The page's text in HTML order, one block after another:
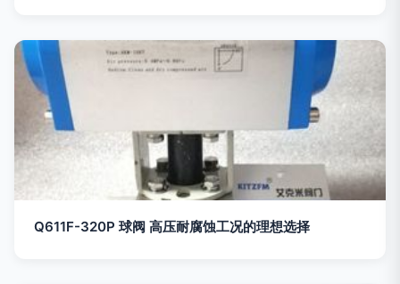
Q611F-320P 球阀 高压耐腐蚀工况的理想选择